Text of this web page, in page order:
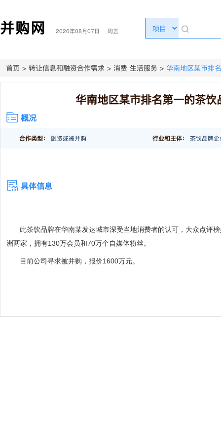
并购网 2026年08月07日 周五
首页 > 转让信息和融资合作需求 > 消费 生活服务 > 华南地区某市排
华南地区某市排名第一的茶
概况
合作类型： 融资或被并购 行业和主体： 茶饮品牌企
具体信息
此茶饮品牌在华南某发达城市深受当地消费者的认可，大众点评
洲两家，拥有130万会员和70万个自媒体粉丝。
目前公司寻求被并购，报价1600万元。